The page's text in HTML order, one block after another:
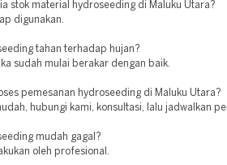
stok material hydroseeding di Maluku Utara?
digunakan.
tahan terhadap hujan?
sudah mulai berakar dengan baik.
pemesanan hydroseeding di Maluku Utara?
hubungi kami, konsultasi, lalu jadwalkan
mudah gagal?
oleh profesional.